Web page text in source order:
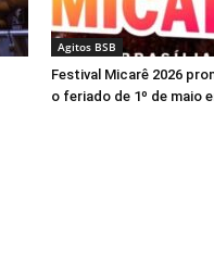
Agitos BSB
Festival Micarê 2026
o feriado de 1º de maio